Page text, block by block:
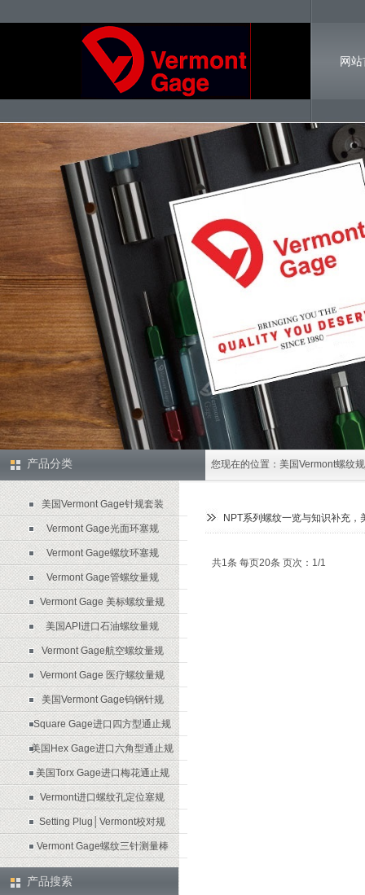
网
联
您现在的位置： 美国Vermont螺纹
产品搜索
产品分类
美国Vermont Gage针规套装
Vermont Gage光面环塞规
Vermont Gage螺纹环塞规
Vermont Gage管螺纹量规
Vermont Gage 美标螺纹量规
美国API进口石油螺纹量规
Vermont Gage航空螺纹量规
Vermont Gage 医疗螺纹量规
美国Vermont Gage钨钢针规
Square Gage进口四方型通止规
美国Hex Gage进口六角型通止规
美国Torx Gage进口梅花通止规
Vermont进口螺纹孔定位塞规
Setting Plug│Vermont校对规
Vermont Gage螺纹三针测量棒
NPT系列螺纹一览与知识补充，
共1条 每页20条 页次：1/1